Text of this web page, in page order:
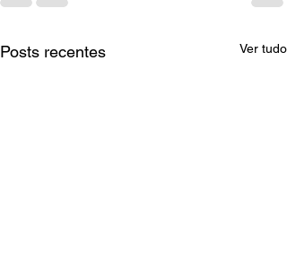
Posts recentes Ver tudo